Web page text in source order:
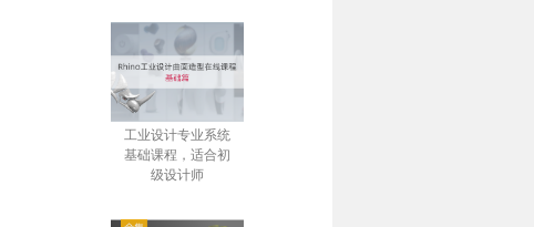
工业设计专业系统
基础课程，适合初
级设计师